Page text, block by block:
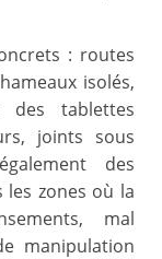
: routes
isolés,
des tablettes
joints sous
des
les zones où la
mal
manipulation